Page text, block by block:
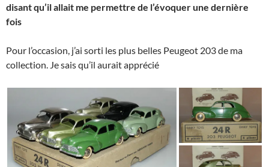
disant qu’il allait me permettre de l’évoquer une dernière
fois
Pour l’occasion, j’ai sorti les plus belles Peugeot 203 de ma
collection. Je sais qu’il aurait apprécié